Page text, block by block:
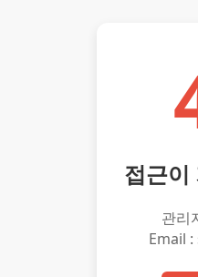
접근이
관리
Email